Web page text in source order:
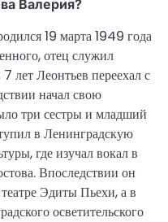
Валерия?
19 марта 1949 года
отец служил
лет Леонтьев переехал с
начал свою
три сестры и младший
в Ленинградскую
где изучал вокал в
Впоследствии он
Эдиты Пьехи, а в
осветительского